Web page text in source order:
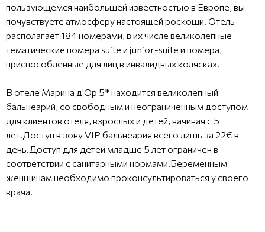
пользующемся наибольшей известностью в Европе, вы
почувствуете атмосферу настоящей роскоши. Отель
располагает 184 номерами, в их числе великолепные
тематические номера suite и junior-suite и номера,
приспособленные для лиц в инвалидных колясках.
В отеле Марина д'Ор 5* находится великолепный
бальнеарий, со свободным и неограниченным доступом
для клиентов отеля, взрослых и детей, начиная с 5
лет.Доступ в зону VIP бальнеария всего лишь за 22€ в
день.Доступ для детей младше 5 лет ограничен в
соответствии с санитарными нормами.Беременным
женщинам необходимо проконсультироваться у своего
врача.